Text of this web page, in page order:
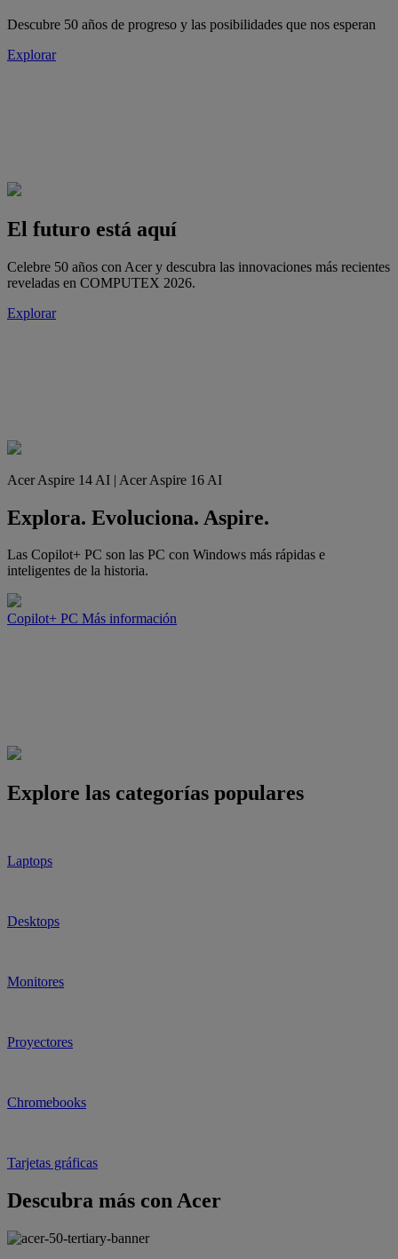
Descubre 50 años de progreso y las posibilidades que nos esperan
Explorar
El futuro está aquí
Celebre 50 años con Acer y descubra las innovaciones más recientes
reveladas en COMPUTEX 2026.
Explorar
Acer Aspire 14 AI | Acer Aspire 16 AI
Explora. Evoluciona. Aspire.
Las Copilot+ PC son las PC con Windows más rápidas e
inteligentes de la historia.
Copilot+ PC Más información
Explore las categorías populares
Laptops
Desktops
Monitores
Proyectores
Chromebooks
Tarjetas gráficas
Descubra más con Acer